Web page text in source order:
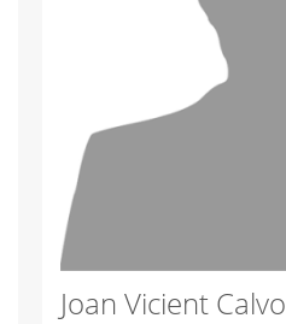
Joan Vicient Calvo